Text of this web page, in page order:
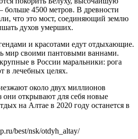
4500 метров. В древности
что это мост, соединяющий землю
духов умерших.
и красотами едут отдыхающие.
мир своими пантовыми ваннами.
в России маральники: рога
в лечебных целях.
около двух миллионов
они открывают для себя новые
на Алтае в 2020 году останется в
best/nsk/otdyh_altay/